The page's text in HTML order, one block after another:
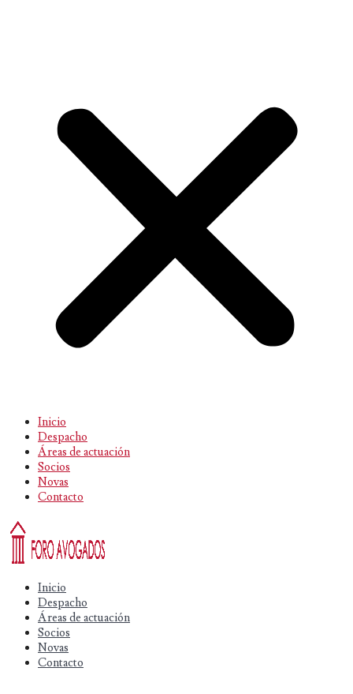
Inicio
Despacho
Áreas de actuación
Socios
Novas
Contacto
Inicio
Despacho
Áreas de actuación
Socios
Novas
Contacto